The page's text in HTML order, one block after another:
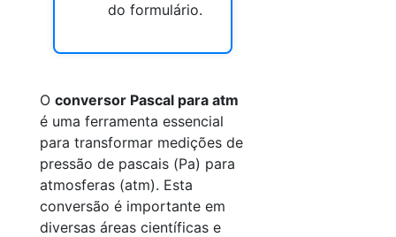
do formulário.
O conversor Pascal para atm
é uma ferramenta essencial
para transformar medições de
pressão de pascais (Pa) para
atmosferas (atm). Esta
conversão é importante em
diversas áreas científicas e